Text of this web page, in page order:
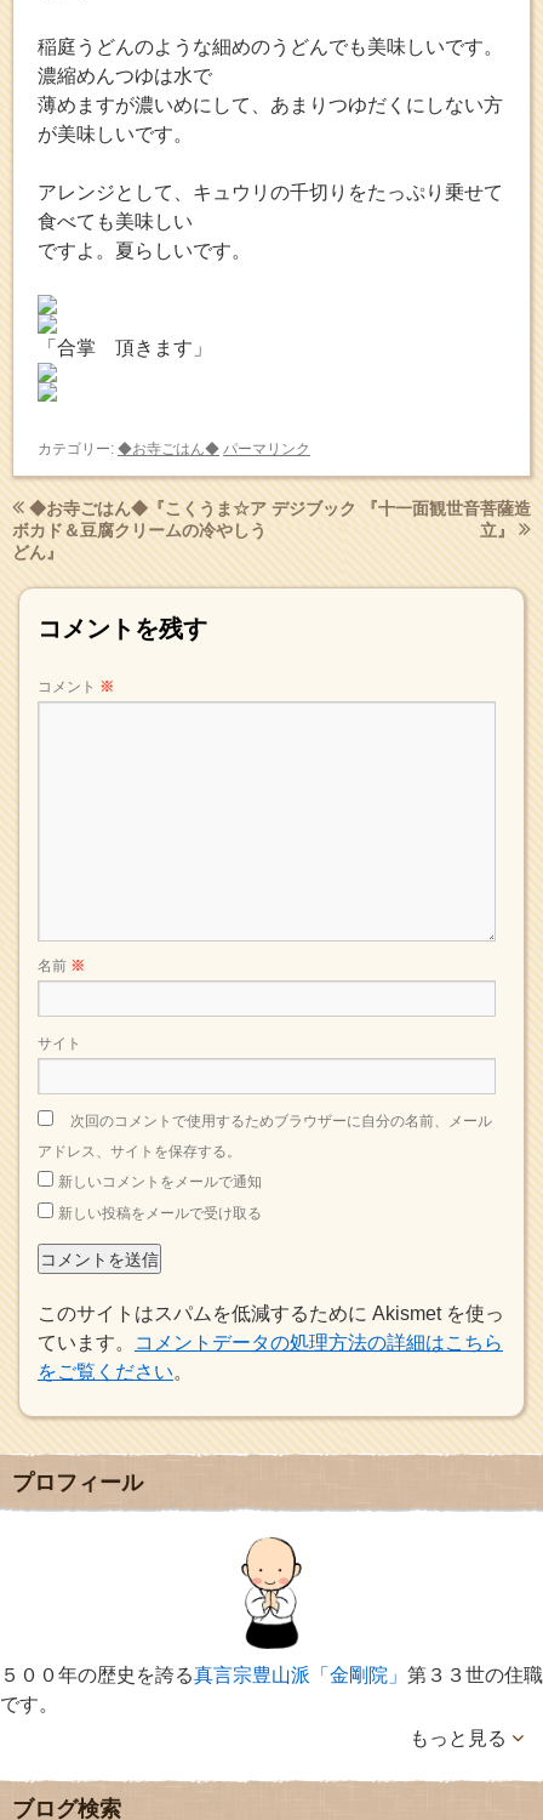
稲庭うどんのような細めのうどんでも美味しいです。
濃縮めんつゆは水で
薄めますが濃いめにして、あまりつゆだくにしない方
が美味しいです。
アレンジとして、キュウリの千切りをたっぷり乗せて
食べても美味しい
ですよ。夏らしいです。
「合掌 頂きます」
カテゴリー: ◆お寺ごはん◆ パーマリンク
◆お寺ごはん◆『こくうま☆ア
ボカド＆豆腐クリームの冷やしう
どん』
デジブック 『十一面観世音菩薩造
立』
コメントを残す
コメント ※
名前 ※
サイト
次回のコメントで使用するためブラウザーに自分の名前、メール
アドレス、サイトを保存する。
新しいコメントをメールで通知
新しい投稿をメールで受け取る
このサイトはスパムを低減するために Akismet を使っ
ています。
コメントデータの処理方法の詳細はこちら
をご覧ください。
プロフィール
５００年の歴史を誇る真言宗豊山派「金剛院」 第３３世の住職
です。
もっと見る
ブログ検索